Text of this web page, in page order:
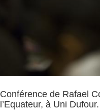
Conférence de Rafael
l’Equateur, à Uni Dufour.